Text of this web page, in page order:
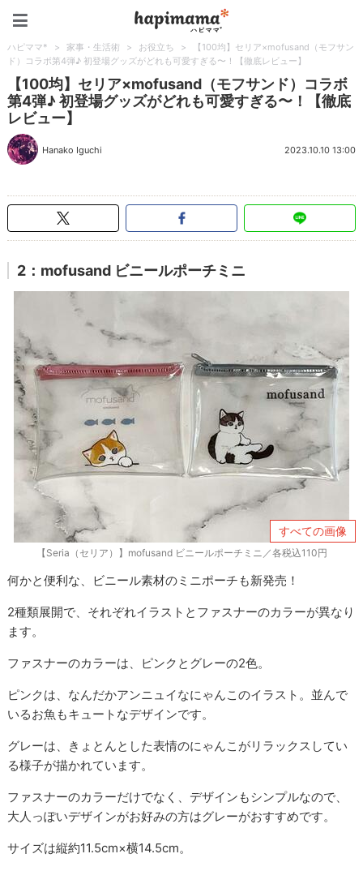
ハピママ* > 家事・生活術 > お役立ち >
【100均】セリア×mofusand（モフサン
ド）コラボ第4弾♪ 初登場グッズがどれも可愛すぎる〜！【徹底レビュー】
【100均】セリア×mofusand（モフサンド）コラボ
第4弾♪ 初登場グッズがどれも可愛すぎる〜！【徹底
レビュー】
Hanako Iguchi 2023.10.10 13:00
2：mofusand ビニールポーチミニ
すべての画像
【Seria（セリア）】mofusand ビニールポーチミニ／各税込110円
何かと便利な、ビニール素材のミニポーチも新発売！
2種類展開で、それぞれイラストとファスナーのカラーが異なり
ます。
ファスナーのカラーは、ピンクとグレーの2色。
ピンクは、なんだかアンニュイなにゃんこのイラスト。並んで
いるお魚もキュートなデザインです。
グレーは、きょとんとした表情のにゃんこがリラックスしてい
る様子が描かれています。
ファスナーのカラーだけでなく、デザインもシンプルなので、
大人っぽいデザインがお好みの方はグレーがおすすめです。
サイズは縦約11.5cm×横14.5cm。